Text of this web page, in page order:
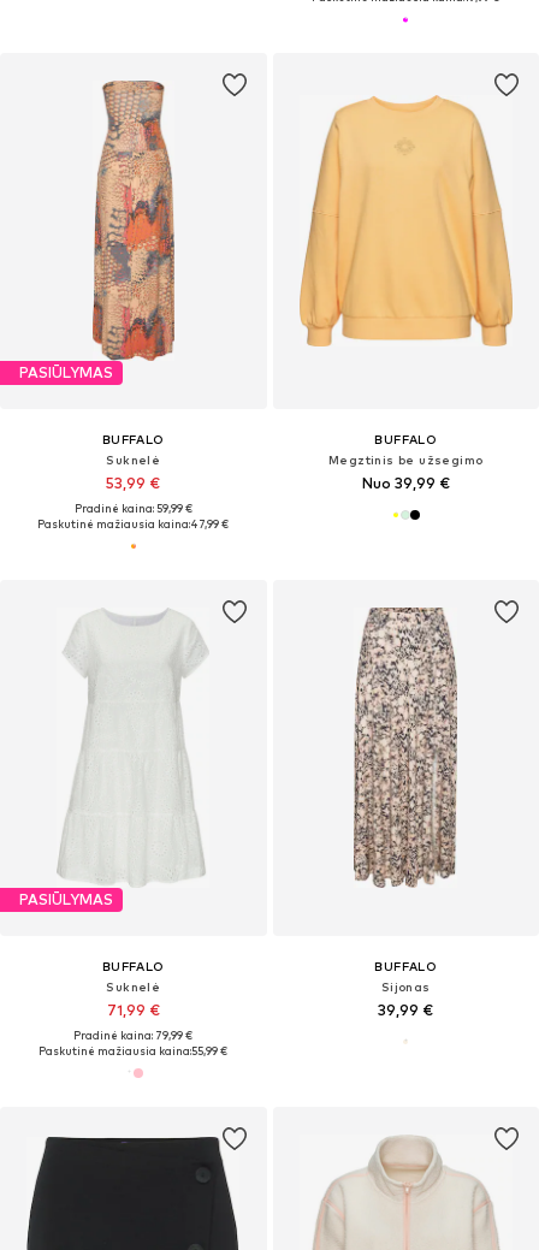
PASIŪLYMAS
BUFFALO
Suknelė
53,99 €
Pradinė kaina: 59,99 €
Paskutinė mažiausia kaina:47,99 €
BUFFALO
Megztinis be užsegimo
Nuo 39,99 €
PASIŪLYMAS
BUFFALO
Suknelė
71,99 €
Pradinė kaina: 79,99 €
Paskutinė mažiausia kaina:55,99 €
BUFFALO
Sijonas
39,99 €